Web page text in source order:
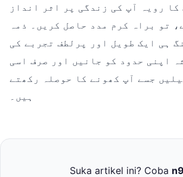
رویہ آپ کی زندگی پر اثر انداز
تو براہ کرم مدد حاصل کریں۔ ذمہ
ہی ایک طویل اور پرلطف تجربے کی
اپنی حدود کو جانیں اور صرف اسی
جسے آپ کھونے کا حوصلہ رکھتے
ہیں۔
Suka artikel ini? Coba